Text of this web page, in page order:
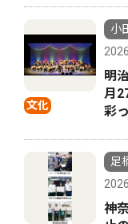
文化
小
明
月
彩
足
神